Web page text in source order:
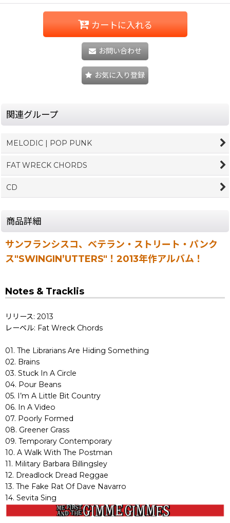
カートに入れる
お問い合わせ
お気に入り登録
関連グループ
MELODIC | POP PUNK
FAT WRECK CHORDS
CD
商品詳細
サンフランシスコ、ベテラン・ストリート・パンク
ス"SWINGIN’UTTERS"！2013年作アルバム！
Notes & Tracklis
リリース: 2013
レーベル: Fat Wreck Chords
01. The Librarians Are Hiding Something
02. Brains
03. Stuck In A Circle
04. Pour Beans
05. I’m A Little Bit Country
06. In A Video
07. Poorly Formed
08. Greener Grass
09. Temporary Contemporary
10. A Walk With The Postman
11. Military Barbara Billingsley
12. Dreadlock Dread Reggae
13. The Fake Rat Of Dave Navarro
14. Sevita Sing